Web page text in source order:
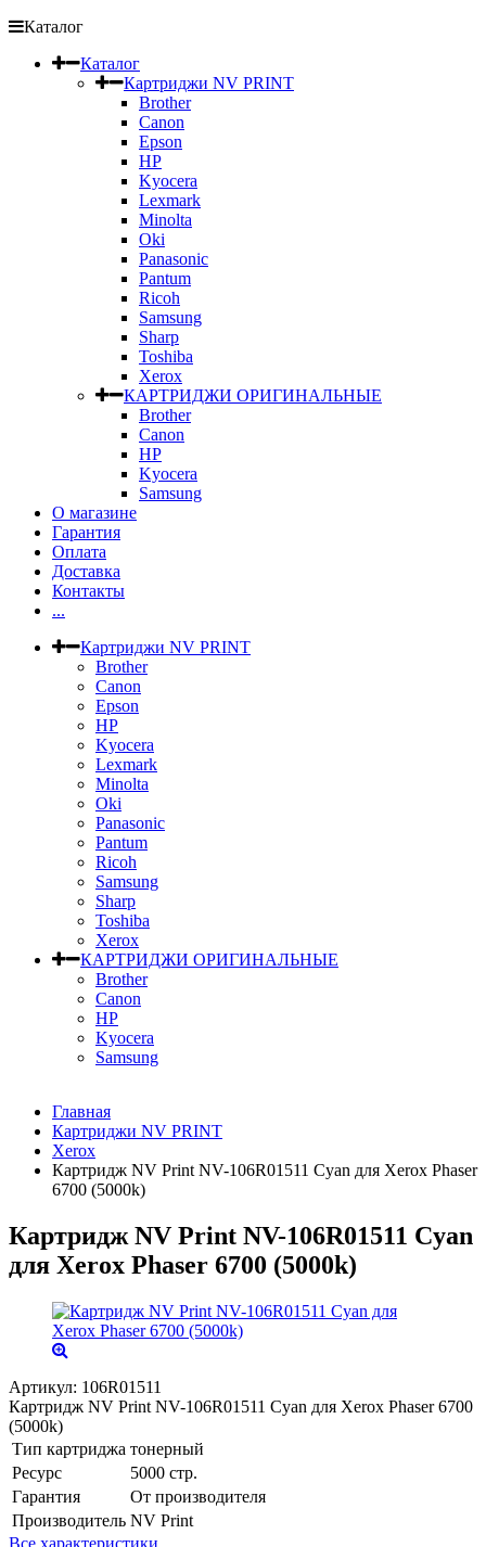
Каталог
Каталог
Картриджи NV PRINT
Brother
Canon
Epson
HP
Kyocera
Lexmark
Minolta
Oki
Panasonic
Pantum
Ricoh
Samsung
Sharp
Toshiba
Xerox
КАРТРИДЖИ ОРИГИНАЛЬНЫЕ
Brother
Canon
HP
Kyocera
Samsung
О магазине
Гарантия
Оплата
Доставка
Контакты
...
Картриджи NV PRINT
Brother
Canon
Epson
HP
Kyocera
Lexmark
Minolta
Oki
Panasonic
Pantum
Ricoh
Samsung
Sharp
Toshiba
Xerox
КАРТРИДЖИ ОРИГИНАЛЬНЫЕ
Brother
Canon
HP
Kyocera
Samsung
Главная
Картриджи NV PRINT
Xerox
Картридж NV Print NV-106R01511 Cyan для Xerox Phaser
6700 (5000k)
Картридж NV Print NV-106R01511 Cyan
для Xerox Phaser 6700 (5000k)
Артикул: 106R01511
Картридж NV Print NV-106R01511 Cyan для Xerox Phaser 6700
(5000k)
Тип картриджа тонерный
Ресурс
5000 стр.
Гарантия
От производителя
Производитель NV Print
Все характеристики